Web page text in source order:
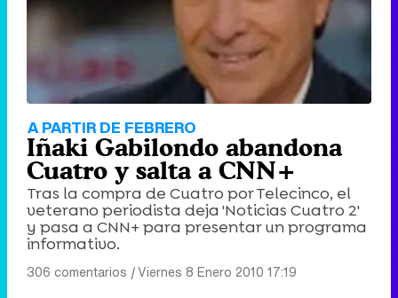
A PARTIR DE FEBRERO
Iñaki Gabilondo abandona
Cuatro y salta a CNN+
Tras la compra de Cuatro por Telecinco, el
veterano periodista deja 'Noticias Cuatro 2'
y pasa a CNN+ para presentar un programa
informativo.
306 comentarios |Viernes 8 Enero 2010 17:19